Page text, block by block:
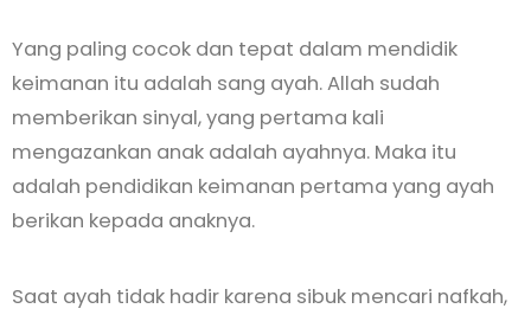
Yang paling cocok dan tepat dalam mendidik
keimanan itu adalah sang ayah. Allah sudah
memberikan sinyal, yang pertama kali
mengazankan anak adalah ayahnya. Maka itu
adalah pendidikan keimanan pertama yang ayah
berikan kepada anaknya.
Saat ayah tidak hadir karena sibuk mencari nafkah,